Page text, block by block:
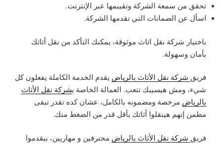
تحقق من سمعة الشركة وتقييمها عبر الإنترنت.
اسأل عن الضمانات التي تقدمها الشركة.
باختيار شركة نقل اثاث موثوقة، يمكنك التأكد من نقل أثاثك
بأمان وسهولة.
فريق شركة نقل الأثاث بالرياض يقدم الخدمة الكاملة يفعلون كل
شيء، ومش هيسيبك تتعب. العمالة الخاصة بشركة نقل الأثاث
بالرياض مرخصة ومضمونه بالكامل، عشان كده تقدر تبقى
مطمن إنهم هينقلوا أثاثك بأقل قدر من الضغط منك.
فريق شركة نقل الأثاث بالرياض محترفين و مهاريين، بيقدموا